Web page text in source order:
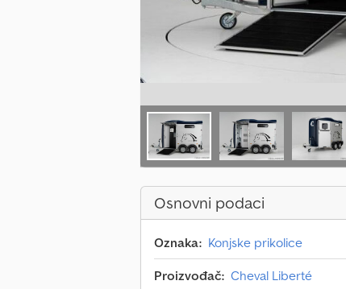
Osnovni podaci
Oznaka: Konjske prikolice
Proizvođač: Cheval Liberté